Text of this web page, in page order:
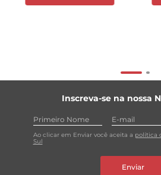
Inscreva-se na nossa
Ao clicar em Enviar você aceita a política
Sul
Enviar